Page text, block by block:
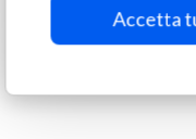
Accetta
sustituirse en caso
El imán también